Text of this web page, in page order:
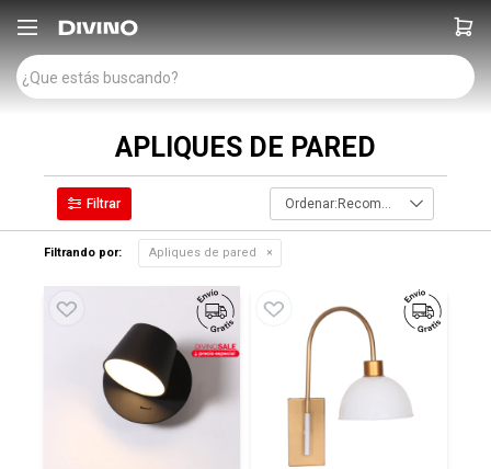

APLIQUES DE PARED
Recomendados
Filtrando por: Apliques de pared